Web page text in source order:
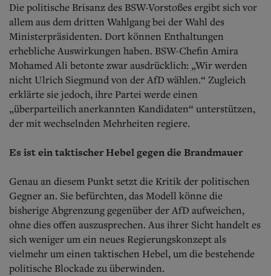
Die politische Brisanz des BSW-Vorstoßes ergibt sich vor
allem aus dem dritten Wahlgang bei der Wahl des
Ministerpräsidenten. Dort können Enthaltungen
erhebliche Auswirkungen haben. BSW-Chefin Amira
Mohamed Ali betonte zwar ausdrücklich: „Wir werden
nicht Ulrich Siegmund von der AfD wählen.“ Zugleich
erklärte sie jedoch, ihre Partei werde einen
„überparteilich anerkannten Kandidaten“ unterstützen,
der mit wechselnden Mehrheiten regiere.
Es ist ein taktischer Hebel gegen die Brandmauer
Genau an diesem Punkt setzt die Kritik der politischen
Gegner an. Sie befürchten, das Modell könne die
bisherige Abgrenzung gegenüber der AfD aufweichen,
ohne dies offen auszusprechen. Aus ihrer Sicht handelt es
sich weniger um ein neues Regierungskonzept als
vielmehr um einen taktischen Hebel, um die bestehende
politische Blockade zu überwinden.